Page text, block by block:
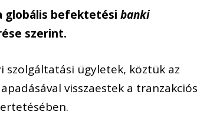
globális befektetésibanki
szerint.
szolgáltatási ügyletek, köztük az
visszaestek a tranzakciós